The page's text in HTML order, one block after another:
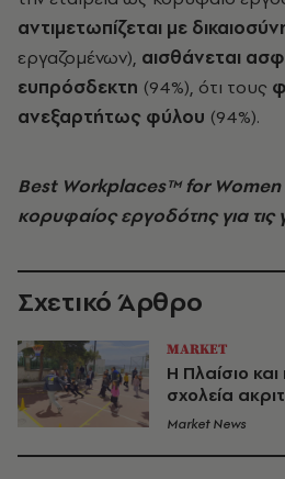
αντιμετωπίζεται με
εργαζομένων), αισθάνεται
ευπρόσδεκτη (94%), ότι τους
ανεξαρτήτως φύλου (94%).
Best Workplaces™ for Women
κορυφαίος εργοδότης για τις
Σχετικό Άρθρο
MARKET
Η Πλαίσιο
σχολεία
Market News